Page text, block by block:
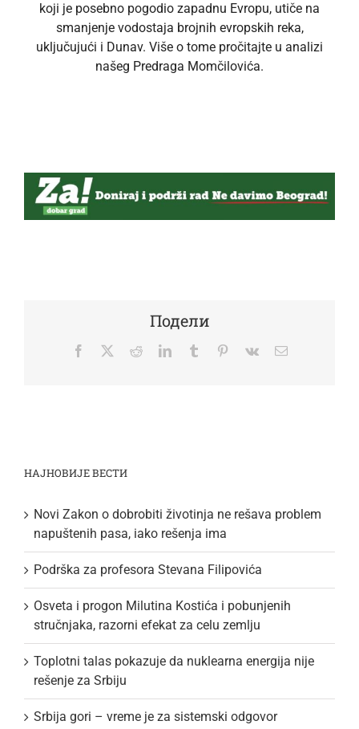
koji je posebno pogodio zapadnu Evropu, utiče na
smanjenje vodostaja brojnih evropskih reka,
uključujući i Dunav. Više o tome pročitajte u analizi
našeg Predraga Momčilovića.
Подели
Facebook
TwitterRedditLinkedInTumblr Pinterest
Vk Email
НАЈНОВИЈЕ ВЕСТИ
Novi Zakon o dobrobiti životinja ne rešava problem
napuštenih pasa, iako rešenja ima
Podrška za profesora Stevana Filipovića
Osveta i progon Milutina Kostića i pobunjenih
stručnjaka, razorni efekat za celu zemlju
Toplotni talas pokazuje da nuklearna energija nije
rešenje za Srbiju
Srbija gori – vreme je za sistemski odgovor